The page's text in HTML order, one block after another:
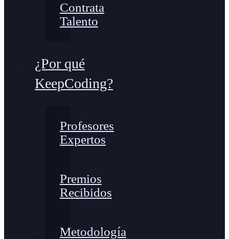
Contrata
Talento
¿Por qué
KeepCoding?
Profesores
Expertos
Premios
Recibidos
Metodología